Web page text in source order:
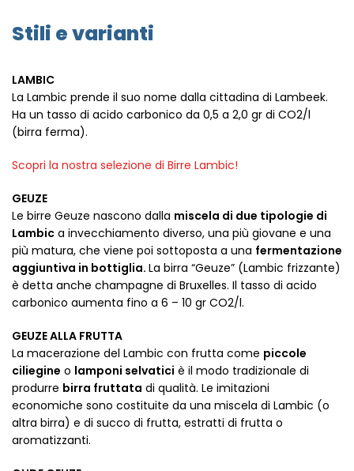
Stili e varianti
LAMBIC
La Lambic prende il suo nome dalla cittadina di Lambeek.
Ha un tasso di acido carbonico da 0,5 a 2,0 gr di CO2/l
(birra ferma).
Scopri la nostra selezione di Birre Lambic!
GEUZE
Le birre Geuze nascono dalla miscela di due tipologie di
Lambic a invecchiamento diverso, una più giovane e una
più matura, che viene poi sottoposta a una fermentazione
aggiuntiva in bottiglia. La birra “Geuze” (Lambic frizzante)
è detta anche champagne di Bruxelles. Il tasso di acido
carbonico aumenta fino a 6 – 10 gr CO2/l.
GEUZE ALLA FRUTTA
La macerazione del Lambic con frutta come piccole
ciliegine o lamponi selvatici è il modo tradizionale di
produrre birra fruttata di qualità. Le imitazioni
economiche sono costituite da una miscela di Lambic (o
altra birra) e di succo di frutta, estratti di frutta o
aromatizzanti.